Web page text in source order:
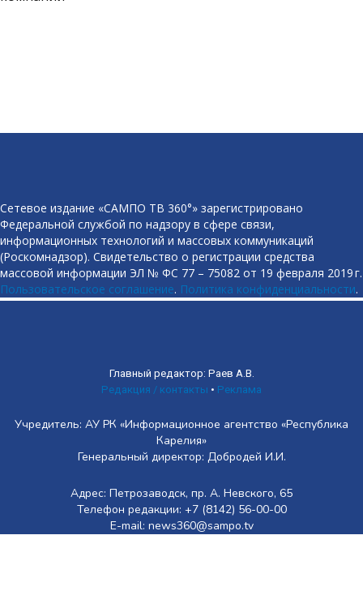
Сетевое издание «САМПО ТВ 360°» зарегистрировано
Федеральной службой по надзору в сфере связи,
информационных технологий и массовых коммуникаций
(Роскомнадзор). Свидетельство о регистрации средства
массовой информации ЭЛ № ФС 77 – 75082 от 19 февраля 2019 г.
Пользовательское соглашение. Политика конфиденциальности.
Главный редактор: Раев А.В.
Редакция / контакты • Реклама
Учредитель: АУ РК «Информационное агентство «Республика
Карелия»
Генеральный директор: Добродей И.И.
Адрес: Петрозаводск, пр. А. Невского, 65
Телефон редакции: +7 (8142) 56-00-00
E-mail: news360@sampo.tv